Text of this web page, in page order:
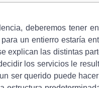
deberemos tener
un entierro estaría
explican las distintas
los servicios le
ser querido puede